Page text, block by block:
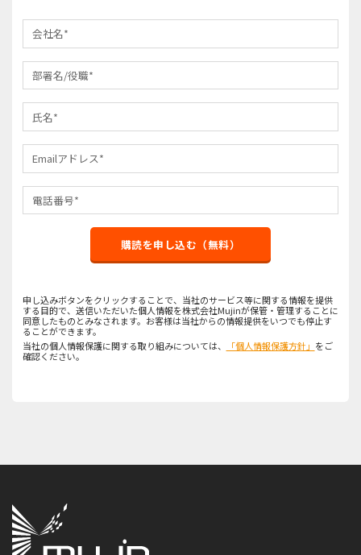
購読を申し込む（無料）
申し込みボタンをクリックすることで、当社のサービス等に関する情報を提供
する目的で、送信いただいた個人情報を株式会社Mujinが保管・管理することに
同意したものとみなされます。お客様は当社からの情報提供をいつでも停止す
ることができます。
当社の個人情報保護に関する取り組みについては、
「個人情報保護方針」 をご
確認ください。